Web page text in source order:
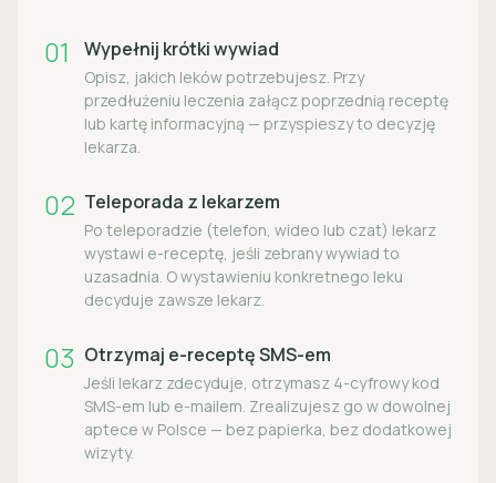
01 Wypełnij krótki wywiad
Opisz, jakich leków potrzebujesz. Przy
przedłużeniu leczenia załącz poprzednią receptę
lub kartę informacyjną — przyspieszy to decyzję
lekarza.
02 Teleporada z lekarzem
Po teleporadzie (telefon, wideo lub czat) lekarz
wystawi e-receptę, jeśli zebrany wywiad to
uzasadnia. O wystawieniu konkretnego leku
decyduje zawsze lekarz.
03 Otrzymaj e-receptę SMS-em
Jeśli lekarz zdecyduje, otrzymasz 4-cyfrowy kod
SMS-em lub e-mailem. Zrealizujesz go w dowolnej
aptece w Polsce — bez papierka, bez dodatkowej
wizyty.